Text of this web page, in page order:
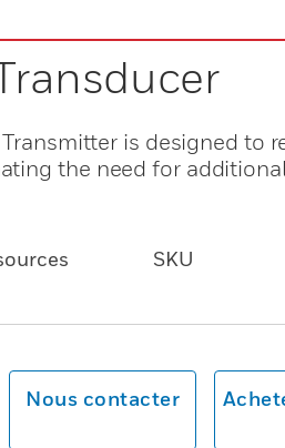
is designed to
the need for
SKU
Nous contacter